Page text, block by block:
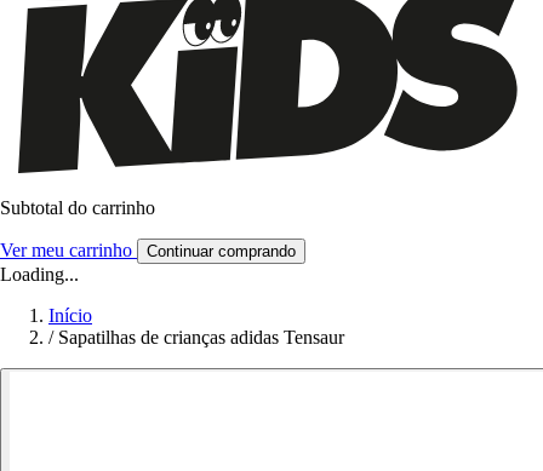
Subtotal do carrinho
Ver meu carrinho Continuar comprando
Loading...
Início
/ Sapatilhas de crianças adidas Tensaur